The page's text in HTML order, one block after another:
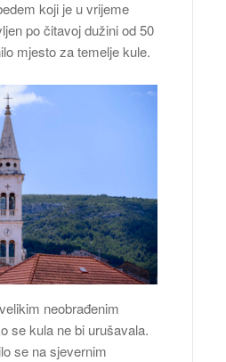
koji je u vrijeme
po čitavoj dužini od 50
mjesto za temelje kule.
neobrađenim
se kula ne bi urušavala.
se na sjevernim